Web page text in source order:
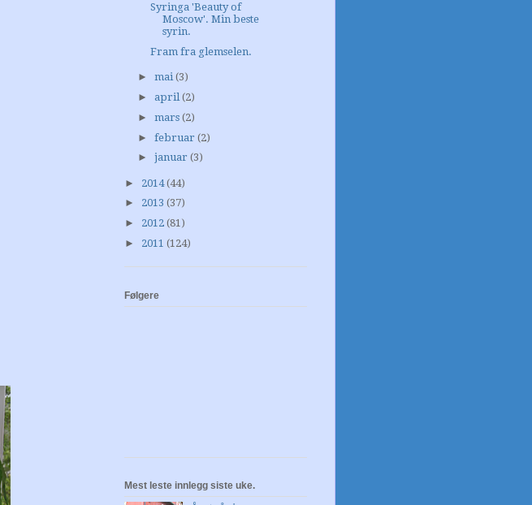
Syringa 'Beauty of
Moscow'. Min beste
syrin.
Fram fra glemselen.
► mai(3)
► april(2)
► mars (2)
► februar (2)
► januar (3)
► 2014(44)
► 2013 (37)
► 2012 (81)
► 2011 (124)
Følgere
Mest leste innlegg siste uke.